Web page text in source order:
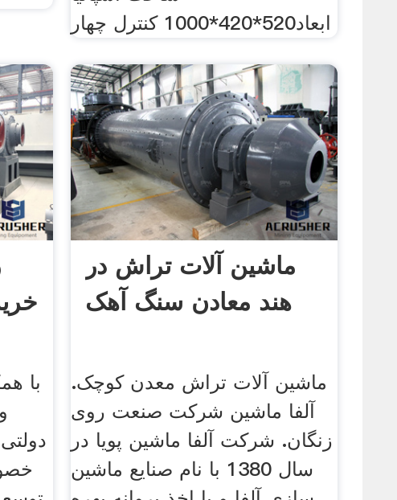
ابعاد520*420*1000 کنترل چهار
با
ماشین آلات تراش در
هند معادن سنگ آهک
ماشین آلات تراش معدن کوچک.
آلفا ماشین شرکت صنعت روی
زنگان. شركت آلفا ماشين پويا در
سال 1380 با نام صنايع ماشين